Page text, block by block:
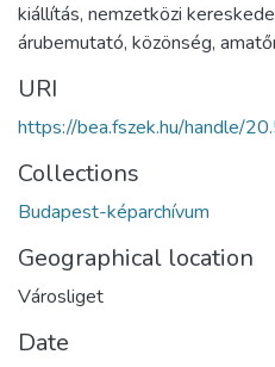
kiállítás, nemzetközi
árubemutató, közönség,
URI
https://bea.fszek.hu/handle/
Collections
Budapest-képarchívum
Geographical location
Városliget
Date